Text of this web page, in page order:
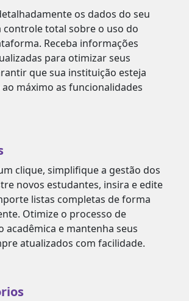
os dados do seu
controle total sobre o uso do
Receba informações
para otimizar seus
que sua instituição esteja
máximo as funcionalidades
clique, simplifique a gestão dos
novos estudantes, insira e edite
listas completas de forma
Otimize o processo de
acadêmica e mantenha seus
atualizados com facilidade.